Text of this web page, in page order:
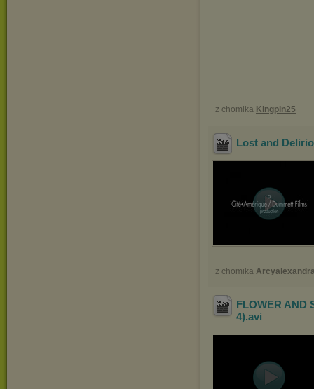
z chomika Kingpin25
Lost and
z chomika
FLOWER AND
4).avi